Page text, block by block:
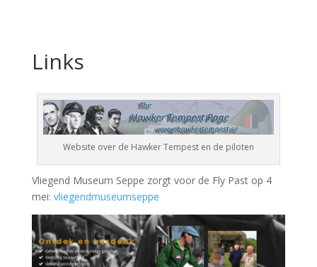
Links
Website over de Hawker Tempest en de piloten
Vliegend Museum Seppe zorgt voor de Fly Past op 4
mei: vliegendmuseumseppe